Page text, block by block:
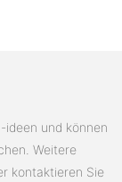
ideen und können
Weitere
kontaktieren Sie